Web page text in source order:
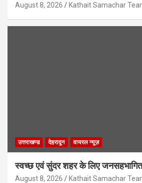
August 8, 2026 Kathait Samachar
उत्तराखण्ड देहरादून वायरल न्यूज़
स्वच्छ एवं सुंदर शहर के लिए
August 8, 2026 Kathait Samachar